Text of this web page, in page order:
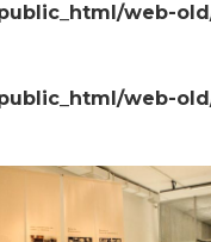
web-
web-